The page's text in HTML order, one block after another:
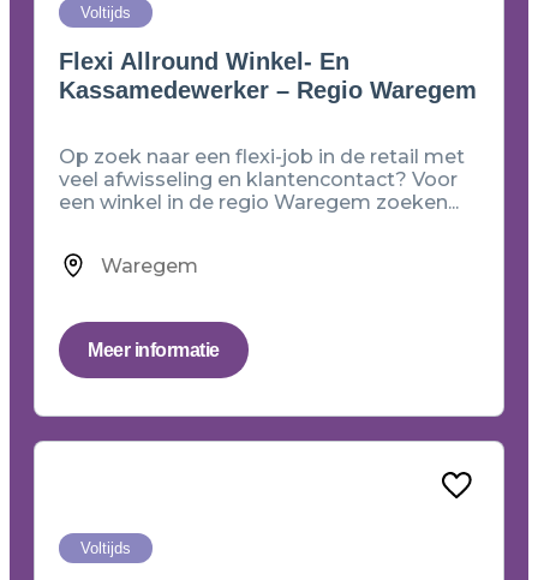
Voltijds
Flexi Allround Winkel- En
Kassamedewerker – Regio Waregem
Op zoek naar een flexi-job in de retail met
veel afwisseling en klantencontact? Voor
een winkel in de regio Waregem zoeken...
Waregem
Meer informatie
Voltijds